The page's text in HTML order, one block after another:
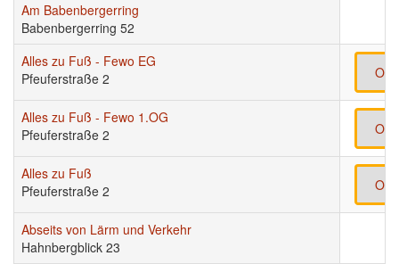
Am Babenbergerring
Babenbergerring 52
Alles zu Fuß - Fewo EG
Pfeuferstraße 2
Alles zu Fuß - Fewo 1.OG
Pfeuferstraße 2
Alles zu Fuß
Pfeuferstraße 2
Abseits von Lärm und Verkehr
Hahnbergblick 23